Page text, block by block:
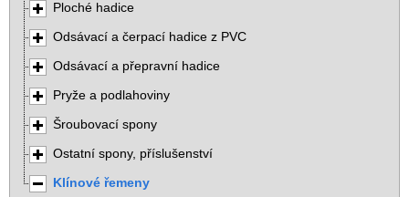
Ploché hadice
Odsávací a čerpací hadice z PVC
Odsávací a přepravní hadice
Pryže a podlahoviny
Šroubovací spony
Ostatní spony, příslušenství
Klínové řemeny